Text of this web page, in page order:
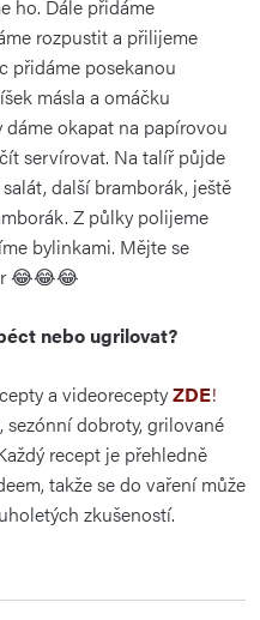
ho. Dále přidáme
rozpustit a přilijeme
přidáme posekanou
másla a omáčku
okapat na papírovou
servírovat. Na talíř půjde
další bramborák, ještě
Z půlky polijeme
bylinkami. Mějte se
😂😂😂
nebo ugrilovat?
a videoreceptyZDE!
sezónní dobroty, grilované
recept je přehledně
takže se do vaření může
zkušeností.